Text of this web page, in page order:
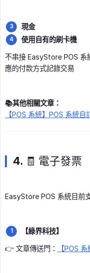
現金
使用自有的刷卡機
不串接 EasyStore POS 系
應的付款方式記錄交易
📚其他相關文章：
【POS 系統】POS 系統自
4. 🧾 電子發票
EasyStore POS 系統目前
【綠界科技】
👉 文章傳送門： 【POS